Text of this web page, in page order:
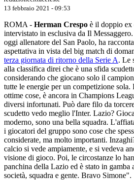
13 febbraio 2021 - 09:53
ROMA - Herman Crespo è il doppio ex
intervistato in esclusiva da Il
oggi allenatore del San Paolo, ha
aspettativa in vista del big match di
terza giornata di ritorno della Serie A. Le
alla classifica direi che è una sfida
considerando che giocano solo il
tutte le energie per un competizione
ottime cose, è ancora in Champions
diversi infortunati. Può dare filo da
scudetto vedo meglio l'Inter. Lazio?
moderno, sono una bella squadra.
i giocatori del gruppo sono cose che
considerate, ma molto importanti.
calcio si vede ampiamente, e si vedeva
visione di gioco. Poi, le circostanze lo
panchina della Lazio ed è stato in gamba
società, squadra e gente. Bravo Simone".